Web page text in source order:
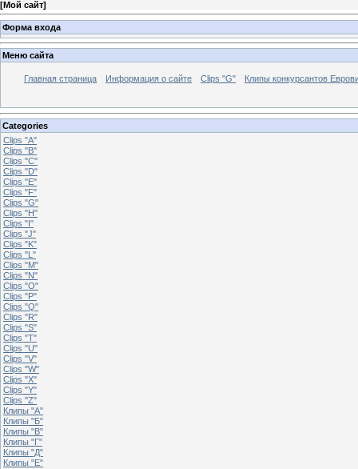
[Мой сайт]
Форма входа
Меню сайта
Главная страница Информация о сайте Clips "G" Клипы конкурсантов
Categories
Clips "A"
Clips "B"
Clips "C"
Clips "D"
Clips "E"
Clips "F"
Clips "G"
Clips "H"
Clips "I"
Clips "J"
Clips "K"
Clips "L"
Clips "M"
Clips "N"
Clips "O"
Clips "P"
Clips "Q"
Clips "R"
Clips "S"
Clips "T"
Clips "U"
Clips "V"
Clips "W"
Clips "X"
Clips "Y"
Clips "Z"
Клипы "А"
Клипы "Б"
Клипы "В"
Клипы "Г"
Клипы "Д"
Клипы "Е"